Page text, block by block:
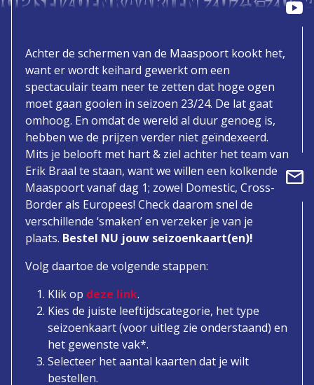
Achter de schermen van de Maaspoort kookt het,
want er wordt keihard gewerkt om een
spectaculair team neer te zetten dat hoge ogen
moet gaan gooien in seizoen 23/24. De lat gaat
omhoog. En omdat de wereld al duur genoeg is,
hebben we de prijzen verder niet geïndexeerd.
Mits je belooft met hart & ziel achter het team van
Erik Braal te staan, want we willen een kolkende
Maaspoort vanaf dag 1; zowel Domestic, Cross-
Border als Europees! Check daarom snel de
verschillende ‘smaken’ en verzeker je van je
plaats. Bestel NU jouw seizoenkaart(en)!
Volg daartoe de volgende stappen:
Klik op deze link.
Kies de juiste leeftijdscategorie, het type
seizoenkaart (voor uitleg zie onderstaand) en
het gewenste vak*.
Selecteer het aantal kaarten dat je wilt
bestellen.